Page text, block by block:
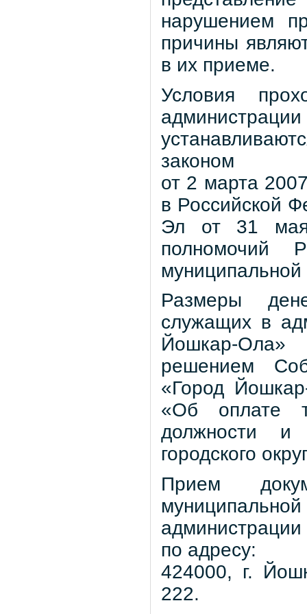
нарушением
причины
в их приеме.
Условия
администрации
законом
от 2 марта
в Российской
Эл от 31
полномочий
Размеры
служащих в
Йошкар-
решением
«Город
«Об оплате
должности и
городского
Прием
администрации
по адресу:
424000, г.
222.